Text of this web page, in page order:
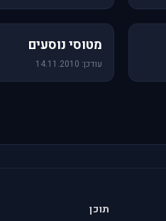
מטוסי נוסעים
עודכן: 14.11.2010
תוכן